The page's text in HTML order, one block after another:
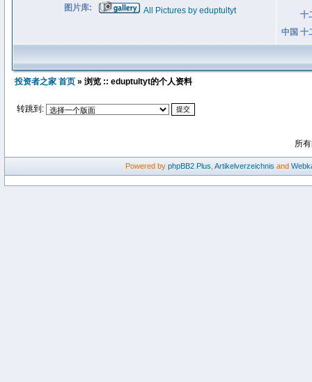
十
中国 十
图片库:
All Pictures by eduptultyt
投资者之家 首页 » 浏览 :: eduptultyt的个人资料
转跳到:
所
Powered by phpBB2 Plus Artikelverzeichnis and